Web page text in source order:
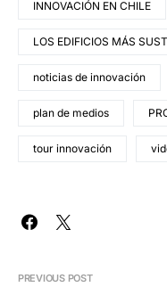
INNOVACIÓN EN CHILE
LOS EDIFICIOS MÁS
noticias de innovación
plan de medios
tour innovación
PREVIOUS POST